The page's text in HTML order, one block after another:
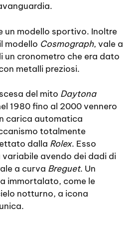
un modello sportivo. Inoltre
modello Cosmograph, vale a
un cronometro che era dato
metalli preziosi.
del mito Daytona
1980 fino al 2000 vennero
carica automatica
totalmente
dalla Rolex. Esso
variabile avendo dei dadi di
a curva Breguet. Un
immortalato, come le
notturno, a icona